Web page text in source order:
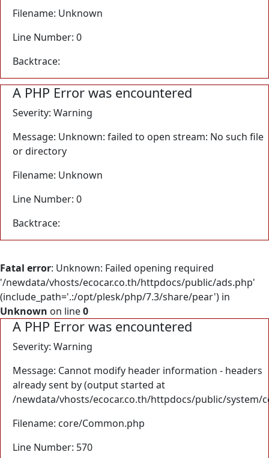
Filename: Unknown
Line Number: 0
Backtrace:
A PHP Error was encountered
Severity: Warning
Message: Unknown: failed to open stream: No such file
or directory
Filename: Unknown
Line Number: 0
Backtrace:
Fatal error: Unknown: Failed opening required
'/newdata/vhosts/ecocar.co.th/httpdocs/public/ads.php'
(include_path='.:/opt/plesk/php/7.3/share/pear') in
Unknown on line0
A PHP Error was encountered
Severity: Warning
Message: Cannot modify header information - headers
already sent by (output started at
/newdata/vhosts/ecocar.co.th/httpdocs/public/system/
Filename: core/Common.php
Line Number: 570